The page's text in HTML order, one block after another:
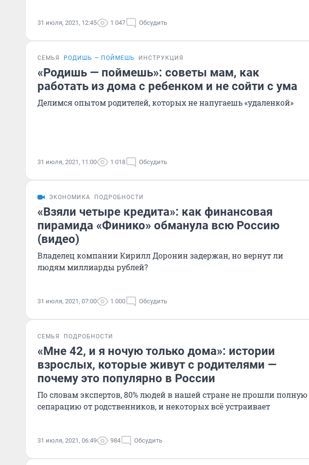
31 июля, 2021, 12:45 1 047 Обсудить
СЕМЬЯ РОДИШЬ — ПОЙМЕШЬ ИНСТРУКЦИЯ
«Родишь — поймешь»: советы мам, как
работать из дома с ребенком и не сойти с ума
Делимся опытом родителей, которых не напугаешь «удаленкой»
31 июля, 2021, 11:00 1 018 Обсудить
ЭКОНОМИКА ПОДРОБНОСТИ
«Взяли четыре кредита»: как финансовая
пирамида «Финико» обманула всю Россию
(видео)
Владелец компании Кирилл Доронин задержан, но вернут ли
людям миллиарды рублей?
31 июля, 2021, 07:00 1 000 Обсудить
СЕМЬЯ ПОДРОБНОСТИ
«Мне 42, и я ночую только дома»: истории
взрослых, которые живут с родителями —
почему это популярно в России
По словам экспертов, 80% людей в нашей стране не прошли полную
сепарацию от родственников, и некоторых всё устраивает
31 июля, 2021, 06:49 984 Обсудить